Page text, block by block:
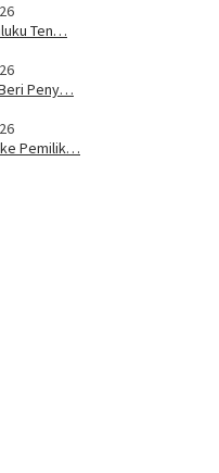
Ten…
Peny…
ke Pemilik…